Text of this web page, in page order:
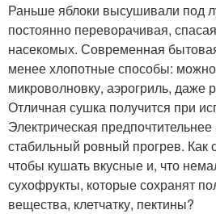
Раньше яблоки высушивали под
постоянно переворачивая,
насекомых. Современная
менее хлопотные способы: можно
микроволновку, аэрогриль, даже
Отличная сушка получится при
Электрическая
стабильный ровный прогрев. Как
чтобы кушать вкусные и, что
сухофрукты, которые сохранят
вещества, клетчатку, пектины?